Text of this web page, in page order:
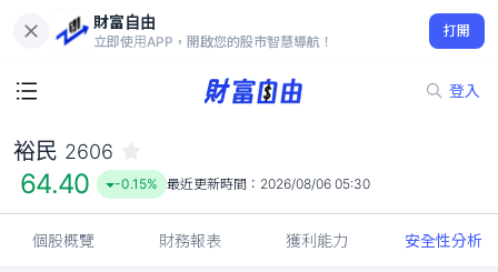
財富自由
立即使用APP，開啟您的股市智慧導航！
打開
登入
64.40
-0.15%
裕民 2606
64.40 -0.15% 最近更新時間： 2026/08/06 05:30
個股概覽 財務報表 獲利能力 安全性分析